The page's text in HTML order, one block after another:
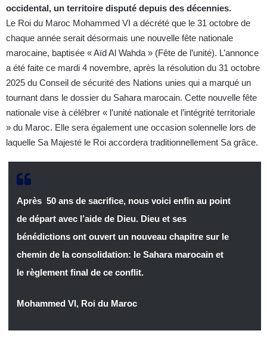
occidental, un territoire disputé depuis des décennies.
Le Roi du Maroc Mohammed VI a décrété que le 31 octobre de
chaque année serait désormais une nouvelle fête nationale
marocaine, baptisée « Aïd Al Wahda » (Fête de l’unité). L’annonce
a été faite ce mardi 4 novembre, après la résolution du 31 octobre
2025 du Conseil de sécurité des Nations unies qui a marqué un
tournant dans le dossier du Sahara marocain. Cette nouvelle fête
nationale vise à célébrer « l’unité nationale et l’intégrité territoriale
» du Maroc. Elle sera également une occasion solennelle lors de
laquelle Sa Majesté le Roi accordera traditionnellement Sa grâce.
Après 50 ans de sacrifice, nous voici enfin au point
de départ avec l’aide de Dieu. Dieu et ses
bénédictions ont ouvert un nouveau chapitre sur le
chemin de la consolidation: le Sahara marocain et
le règlement final de ce conflit.
Mohammed VI, Roi du Maroc